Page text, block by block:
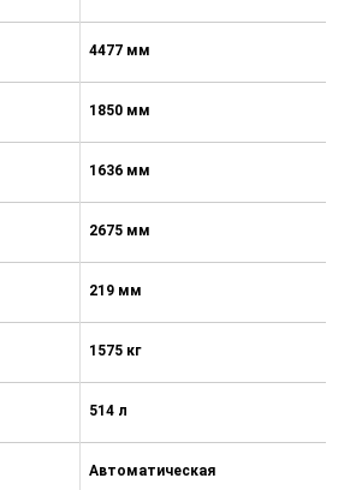
стояночный тормоз
затенение
12В для портативных
стекла с тонировкой
Options": ThermaTec -
стекло с
обогрев рулевого
кузова "перламутр" — 25
4477 мм
1850 мм
1636 мм
2675 мм
219 мм
1575 кг
514 л
Автоматическая